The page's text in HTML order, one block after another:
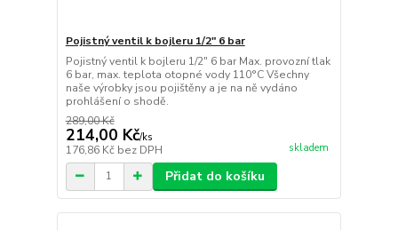
Pojistný ventil k bojleru 1/2" 6 bar
Pojistný ventil k bojleru 1/2" 6 bar Max. provozní tlak
6 bar, max. teplota otopné vody 110°C Všechny
naše výrobky jsou pojištěny a je na ně vydáno
prohlášení o shodě.
289,00 Kč
214,00 Kč/ks
176,86 Kč bez DPH skladem
Přidat do košíku